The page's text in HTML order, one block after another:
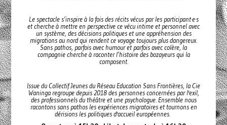
Le spectacle s’inspire à la fois des récits vécus par les participant·e·s
et cherche à mettre en perspective ce vécu intime et personnel avec
un système, des décisions politiques et une appréhension des
migrations au nord qui rendent ce voyage toujours plus dangereux.
Sans pathos, parfois avec humour et parfois avec colère, la
compagnie cherche à raconter l’histoire des bozayeurs qui la
composent.
Issue du Collectif Jeunes du Réseau Education Sans Frontières, la Cie
Waninga regroupe depuis 2018 des personnes concernées par l'exil,
des professionnels du théâtre et une psychologue. Ensemble nous
racontons sans pathos les expériences migratoires et tournons en
dérisions les politiques d'accueil européennes.